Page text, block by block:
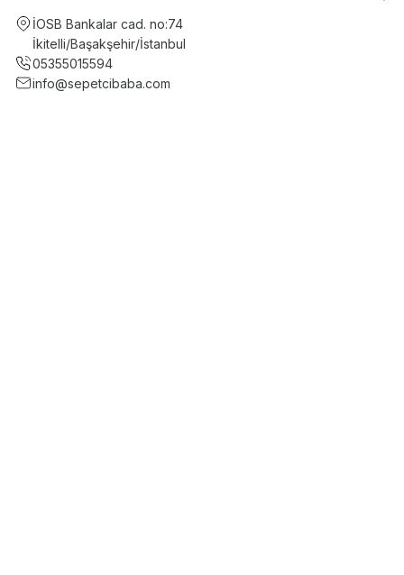
İOSB Bankalar cad. no:74
İkitelli/Başakşehir/İstanbul
05355015594
info@sepetcibaba.com